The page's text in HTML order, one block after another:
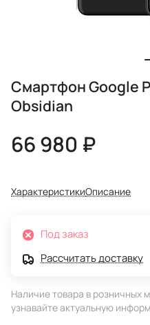
Смартфон Google
Obsidian
66 980 ₽
ХарактеристикиОписание
Под заказ
Рассчитать доставку
Наличие товара в розничных
узнавайте актуальную